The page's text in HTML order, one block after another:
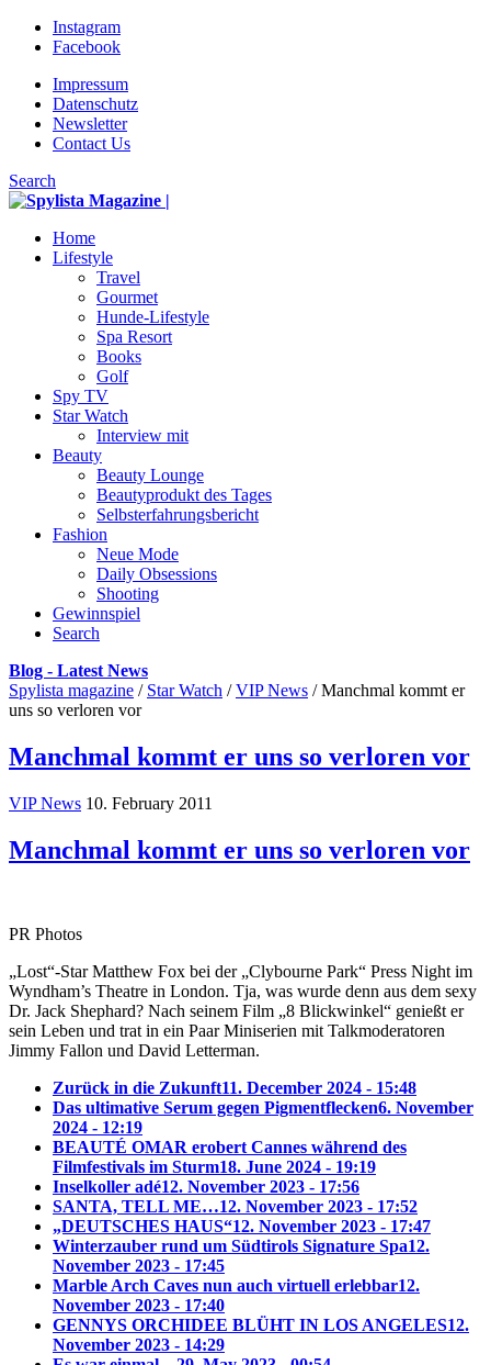
Instagram
Facebook
Impressum
Datenschutz
Newsletter
Contact Us
Search
Home
Lifestyle
Travel
Gourmet
Hunde-Lifestyle
Spa Resort
Books
Golf
Spy TV
Star Watch
Interview mit
Beauty
Beauty Lounge
Beautyprodukt des Tages
Selbsterfahrungsbericht
Fashion
Neue Mode
Daily Obsessions
Shooting
Gewinnspiel
Search
Blog - Latest News
Spylista magazine / Star Watch / VIP News / Manchmal kommt er
uns so verloren vor
Manchmal kommt er uns so verloren vor
VIP News 10. February 2011
Manchmal kommt er uns so verloren vor
PR Photos
„Lost“-Star Matthew Fox bei der „Clybourne Park“ Press Night im
Wyndham’s Theatre in London. Tja, was wurde denn aus dem sexy
Dr. Jack Shephard? Nach seinem Film „8 Blickwinkel“ genießt er
sein Leben und trat in ein Paar Miniserien mit Talkmoderatoren
Jimmy Fallon und David Letterman.
Zurück in die Zukunft11. December 2024 - 15:48
Das ultimative Serum gegen Pigmentflecken6. November
2024 - 12:19
BEAUTÉ OMAR erobert Cannes während des
Filmfestivals im Sturm18. June 2024 - 19:19
Inselkoller adé12. November 2023 - 17:56
SANTA, TELL ME…12. November 2023 - 17:52
„DEUTSCHES HAUS“12. November 2023 - 17:47
Winterzauber rund um Südtirols Signature Spa12.
November 2023 - 17:45
Marble Arch Caves nun auch virtuell erlebbar12.
November 2023 - 17:40
GENNYS ORCHIDEE BLÜHT IN LOS ANGELES12.
November 2023 - 14:29